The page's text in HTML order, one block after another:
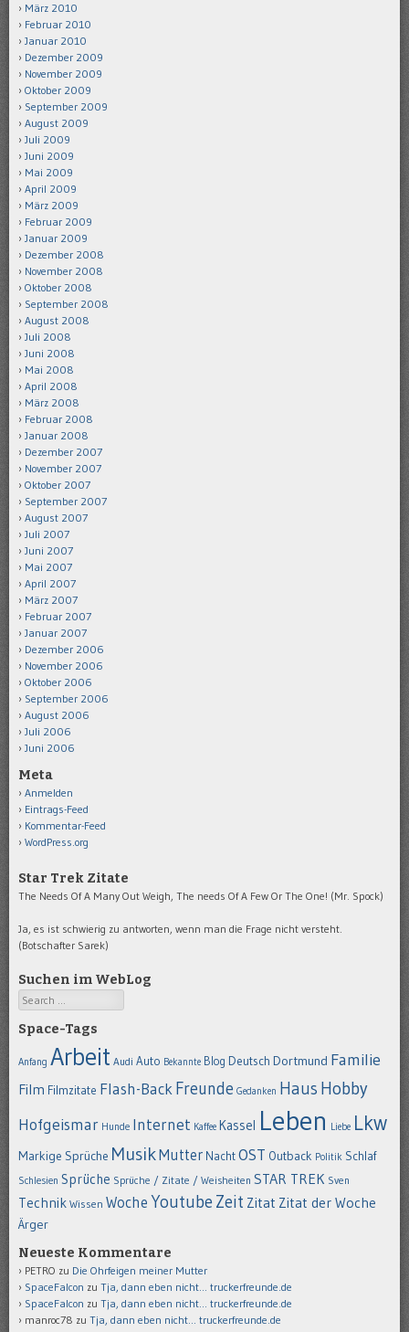
März 2010
Februar 2010
Januar 2010
Dezember 2009
November 2009
Oktober 2009
September 2009
August 2009
Juli 2009
Juni 2009
Mai 2009
April 2009
März 2009
Februar 2009
Januar 2009
Dezember 2008
November 2008
Oktober 2008
September 2008
August 2008
Juli 2008
Juni 2008
Mai 2008
April 2008
März 2008
Februar 2008
Januar 2008
Dezember 2007
November 2007
Oktober 2007
September 2007
August 2007
Juli 2007
Juni 2007
Mai 2007
April 2007
März 2007
Februar 2007
Januar 2007
Dezember 2006
November 2006
Oktober 2006
September 2006
August 2006
Juli 2006
Juni 2006
Meta
Anmelden
Eintrags-Feed
Kommentar-Feed
WordPress.org
Star Trek Zitate
The Needs Of A Many Out Weigh, The needs Of A Few Or The One! (Mr. Spock)
Ja, es ist schwierig zu antworten, wenn man die Frage nicht versteht.
(Botschafter Sarek)
Suchen im WebLog
Search
Space-Tags
Anfang Arbeit Audi Auto Bekannte Blog Deutsch Dortmund Familie
Film Filmzitate Flash-BackFreunde Gedanken Haus Hobby
Hofgeismar Hunde Internet Kaffee Kassel Leben Liebe Lkw
Markige Sprüche MusikMutter NachtOST Outback Politik Schlaf
Schlesien Sprüche Sprüche / Zitate / Weisheiten STAR TREK Sven
Technik Wissen Woche Youtube Zeit Zitat Zitat der Woche
Ärger
Neueste Kommentare
PETRO zu Die Ohrfeigen meiner Mutter
SpaceFalcon zu Tja, dann eben nicht… truckerfreunde.de
SpaceFalcon zu Tja, dann eben nicht… truckerfreunde.de
manroc78 zu Tja, dann eben nicht… truckerfreunde.de